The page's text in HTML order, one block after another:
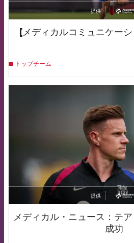
提供
[メディカルコミュニケー
トップチーム
提供
メディカル・ニュース：テ
成功